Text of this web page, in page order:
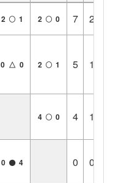
2 1 2 0 7 2
0 △ 0 2 1 5 1
4 0 4 1
0 4 0 0